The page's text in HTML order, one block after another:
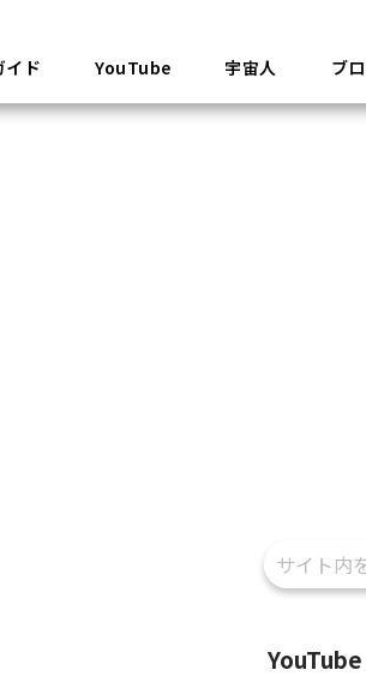
イド YouTube 宇宙人 ブ
YouTube